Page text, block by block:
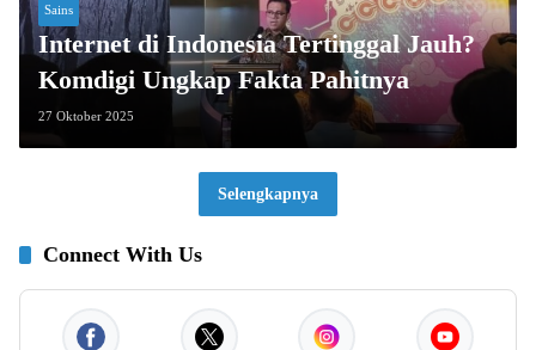
Sains
Internet di Indonesia Tertinggal Jauh?
Komdigi Ungkap Fakta Pahitnya
27 Oktober 2025
Selengkapnya
Connect With Us